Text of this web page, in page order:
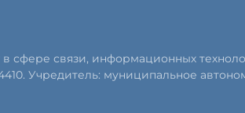
сфере связи, информационных
Учредитель: муниципальное